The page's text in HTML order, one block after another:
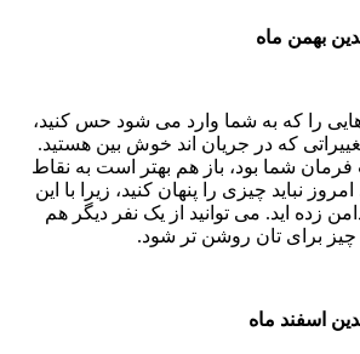
را که به شما وارد می شود حس کنید،
که در جریان اند خوش بین هستید.
شما بود، باز هم بهتر است به نقاط
نباید چیزی را پنهان کنید، زیرا با این
زده اید. می توانید از یک نفر دیگر هم
چیز برای تان روشن تر شود.